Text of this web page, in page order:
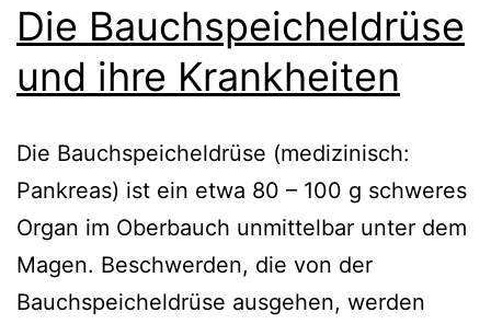
Die Bauchspeicheldrüse
und ihre Krankheiten
Die Bauchspeicheldrüse (medizinisch:
Pankreas) ist ein etwa 80 – 100 g schweres
Organ im Oberbauch unmittelbar unter dem
Magen. Beschwerden, die von der
Bauchspeicheldrüse ausgehen, werden